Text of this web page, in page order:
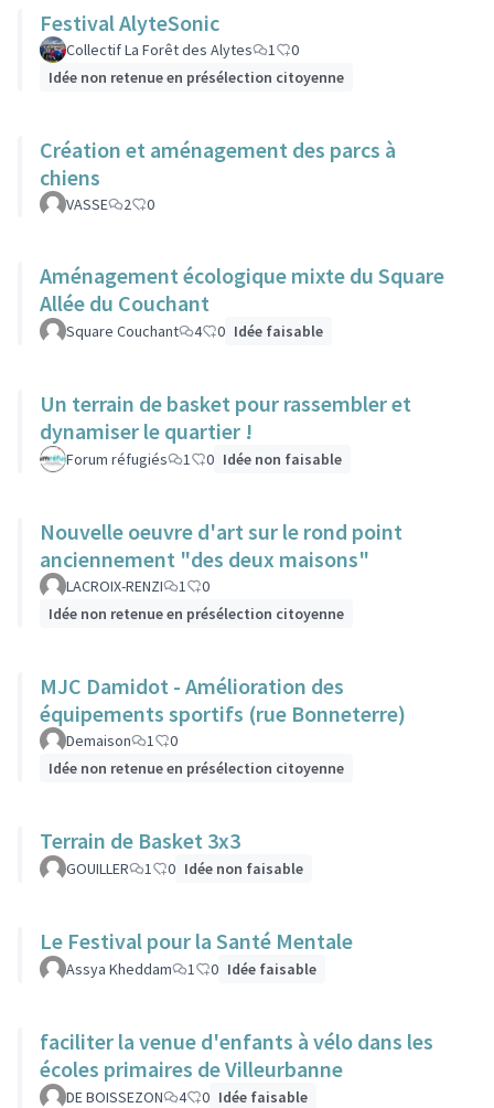
Festival AlyteSonic
Collectif La Forêt des Alytes 1
0
Idée non retenue en présélection citoyenne
Création et aménagement des parcs à
chiens
VASSE 2 0
Aménagement écologique mixte du Square
Allée du Couchant
Square Couchant 4 0 Idée faisable
Un terrain de basket pour rassembler et
dynamiser le quartier !
Forum réfugiés 1 0 Idée non faisable
Nouvelle oeuvre d'art sur le rond point
anciennement "des deux maisons"
LACROIX-RENZI 1
0
Idée non retenue en présélection citoyenne
MJC Damidot - Amélioration des
équipements sportifs (rue Bonneterre)
Demaison 1
0
Idée non retenue en présélection citoyenne
Terrain de Basket 3x3
GOUILLER 1 0 Idée non faisable
Le Festival pour la Santé Mentale
Assya Kheddam 1 0 Idée faisable
faciliter la venue d'enfants à vélo dans les
écoles primaires de Villeurbanne
DE BOISSEZON 4 0 Idée faisable